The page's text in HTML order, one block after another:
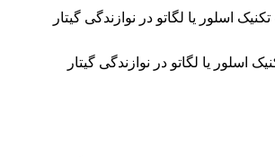
اسلور یا لگاتو در نوازندگی گیتار